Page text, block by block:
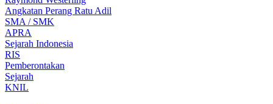
Angkatan Perang Ratu Adil
SMA / SMK
APRA
Sejarah Indonesia
RIS
Pemberontakan
Sejarah
KNIL